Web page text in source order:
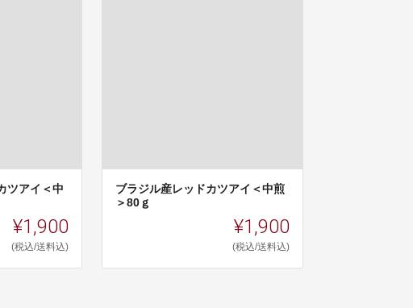
ツアイ＜中
¥1,900
(税込/送料込)
ブラジル産レッドカツアイ＜中煎
＞80ｇ
¥1,900
(税込/送料込)